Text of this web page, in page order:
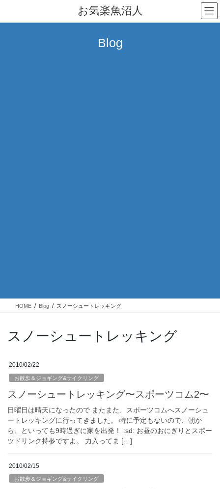
テ
ゲ
お気楽魚沼人
Blog
HOME Blog スノーシュートレッキング
スノーシュートレッキング
2010/02/22
お散歩＆ジョギング&サイクリング
スノーシュートレッキング〜スポーツコム2〜
日曜日は晴天になったので またまた、スポーツコムへスノーシュ
ートレッキングに行ってきました。 特に予定もないので、朝か
ら、といっても9時過ぎに家を出発！ :sd: お昼のおにぎりとスポー
ツドリンク持参ですよ。 力入ってま […]
2010/02/15
お散歩＆ジョギング&サイクリング